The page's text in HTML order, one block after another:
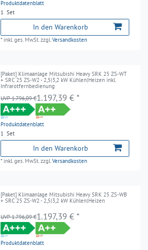
Produktdatenblatt
1 Set
In den Warenkorb
* inkl. ges. MwSt.zzgl.Versandkosten
[Paket] Klimaanlage Mitsubishi Heavy SRK 25 ZS-WT
+ SRC 25 ZS-W2 - 2,5|3,2 kW Kühlen|Heizen inkl.
Infrarotfernbedienung
Produktdatenblatt
UVP 1.796,09 €1.197,39 € *
1 Set
In den Warenkorb
* inkl. ges. MwSt. zzgl.Versandkosten
[Paket] Klimaanlage Mitsubishi Heavy SRK 25 ZS-WB
+ SRC 25 ZS-W2 - 2,5|3,2 kW Kühlen|Heizen
Produktdatenblatt
UVP 1.796,09 €1.197,39 € *